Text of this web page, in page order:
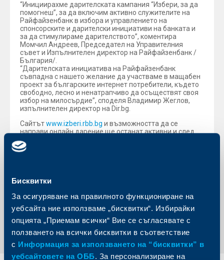
Бисквитки
За осигуряване на правилното функциониране на
уебсайта ние използваме „бисквитки“. Избирайки
опцията „Приемам всички“ Вие се съгласявате с
ползването на всички бисквитки в съответствие
с Информация за използването на “бисквитки” в
уебсайтовете на ОББ. За персонализиране на
“Инициирахме дарителската кампания “Избери, за да
помогнеш”, за да включим активно служителите на
Райфайзенбанк в избора и управлението на
спонсорските и дарителски инициативи на банката и
за да стимулираме дарителството”, коментира
Момчил Андреев, Председател на Управителния
съвет и Изпълнителен директор на Райфайзенбанк /
България/.
“Дарителската инициатива на Райфайзенбанк
съвпадна с нашето желание да участваме в мащабен
проект за българските интернет потребители, където
свободно, лесно и ненатрапчиво да осъществят своя
избор на милосърдие”, споделя Владимир Жеглов,
изпълнителен директор на Dir.bg.
Сайтътwww.izberi.rbb.bg и възможността да се
направи онлайн дарение ще останат активни и след
отчитането на първия етап на кампанията “Избери, за
да помогнеш“ в края на януари 2010 г. В сайта ще се
до него.
Обратно към всички новини